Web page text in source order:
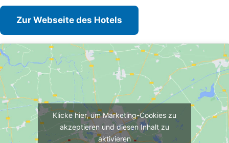
Zur Webseite des Hotels
Klicke hier, um Marketing-Cookies zu
akzeptieren und diesen Inhalt zu
aktivieren